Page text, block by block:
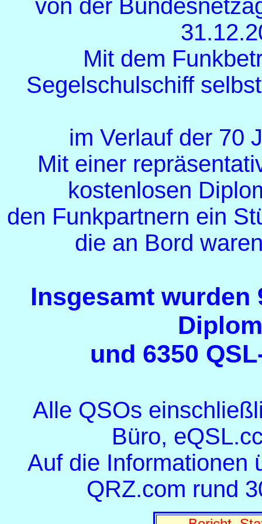
von der
Mit dem
Segelschulschiff
im Verlauf der 70
Mit einer
kostenlosen
den Funkpartnern ein
die an Bord
Insgesamt wurden
und 6350
Alle QSOs
Büro,
Auf die Informationen
QRZ.com rund